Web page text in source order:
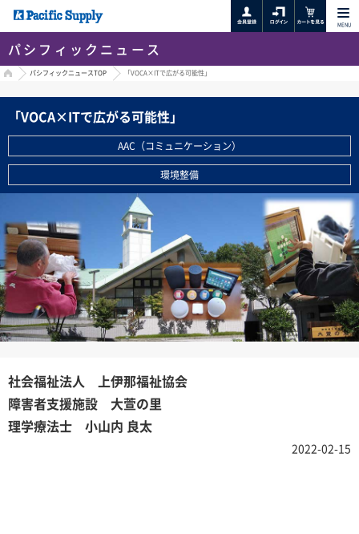
MENU
パシフィックニュース
HOMEパシフィックニュースTOP 「VOCA×ITで広がる可能性」
「VOCA×ITで広がる可能性」
AAC（コミュニケーション）
環境整備
社会福祉法人 上伊那福祉協会
障害者支援施設 大萱の里
理学療法士 小山内 良太
2022-02-15